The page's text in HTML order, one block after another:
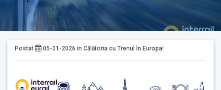
Postat 05-01-2026 in Călătoria cu Trenul în Europa!